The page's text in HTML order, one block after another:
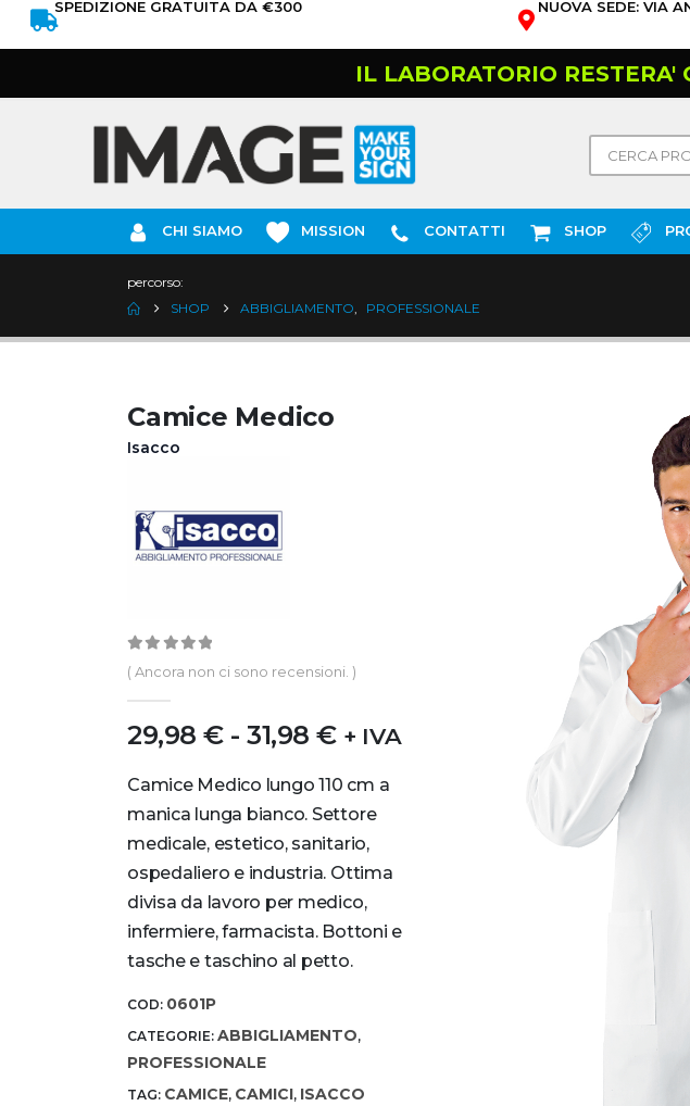
SPEDIZIONE GRATUITA DA €300 NUOVA SEDE: VIA
IL LABORATORIO
CHI SIAMO MISSION CONTATTI SHOP
percorso:
SHOP
ABBIGLIAMENTO, PROFESSIONALE
Camice Medico
Isacco
0out of 5
( Ancora non ci sono recensioni. )
29,98€ - 31,98€ + IVA
Camice Medico lungo 110 cm a
manica lunga bianco. Settore
medicale, estetico, sanitario,
ospedaliero e industria. Ottima
divisa da lavoro per medico,
infermiere, farmacista. Bottoni e
tasche e taschino al petto.
COD: 0601P
CATEGORIE: ABBIGLIAMENTO,
PROFESSIONALE
TAG: CAMICE, CAMICI, ISACCO